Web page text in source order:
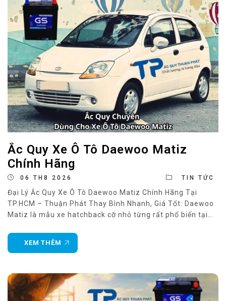
Ắc Quy Xe Ô Tô Daewoo Matiz
Chính Hãng
06 TH8 2026 TIN TỨC
Đại Lý Ắc Quy Xe Ô Tô Daewoo Matiz Chính Hãng Tại
TP.HCM – Thuận Phát Thay Bình Nhanh, Giá Tốt: Daewoo
Matiz là mẫu xe hatchback cỡ nhỏ từng rất phổ biến tại
phí sử dụng thấp. Dù đã ra mắt
XEM THÊM